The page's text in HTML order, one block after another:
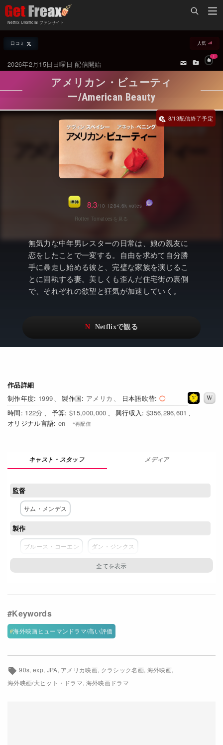
Netflix Unofficial ファンサイト
Netflix新着作品
オールジャンル
海外ドラマ・シリーズ
海外映画
国内TV番組・ドラマ
国内映画
アジアTV番組・ドラマ
アジア映画
ドキュメンタリー
Netflixオリジナル作品
リアリティ
その他の国のTV番組
配信終了予定の作品
海外ドラマ・ラインナップ
Netflix 人気ランキング
Netflix 全作品ラインナップ
Netflix配信作品カスタム検索
トレンド
VOD 総合作品情報
Netflix・VOD総合News
Watchlistへ
Netflix Video
…
Netflix 高い評価の海外作品
Watchlist
過去の配信終了作品
Get Freaxフォーラム
Netflixコース別料金プラン
口コミ 人気
2026年2月15日日曜日 配信開始
1
アメリカン・ビューティ
ー/American Beauty
無気力な中年男レスターの日常は、娘の親友に
恋をしたことで一変する。自由を求めて自分勝
手に暴走し始める彼と、完璧な家族を演じるこ
とに固執する妻。美しくも歪んだ住宅街の裏側
で、それぞれの欲望と狂気が加速していく。
作品詳細
1999
アメリカ
日本語吹替
122
$15,000,000
$356,296,601
en
8.3/10 1284.6k votes
メディア
監督
サム・メンデス
製作
ブルース・コーエン ダン・ジンクス
ケヴィン・スペイシー アネット・ベニング
ゾーラ・バーチ ウェス・ベントリー
ミーナ・スヴァーリ クリス・クーパー
配給
海外映画ヒューマンドラマ/高い評価
8/13
90s exp JPA アメリカ映画 クラシック名画 海外映画
海外映画/大ヒット・ドラマ 海外映画ドラマ